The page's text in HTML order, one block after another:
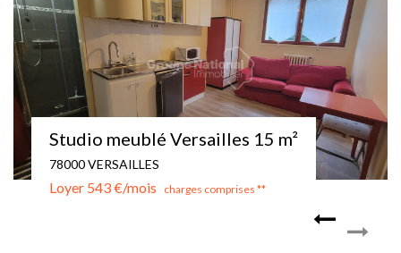
m² Appartement meublé 4P
Loyer 2 043 €/mois